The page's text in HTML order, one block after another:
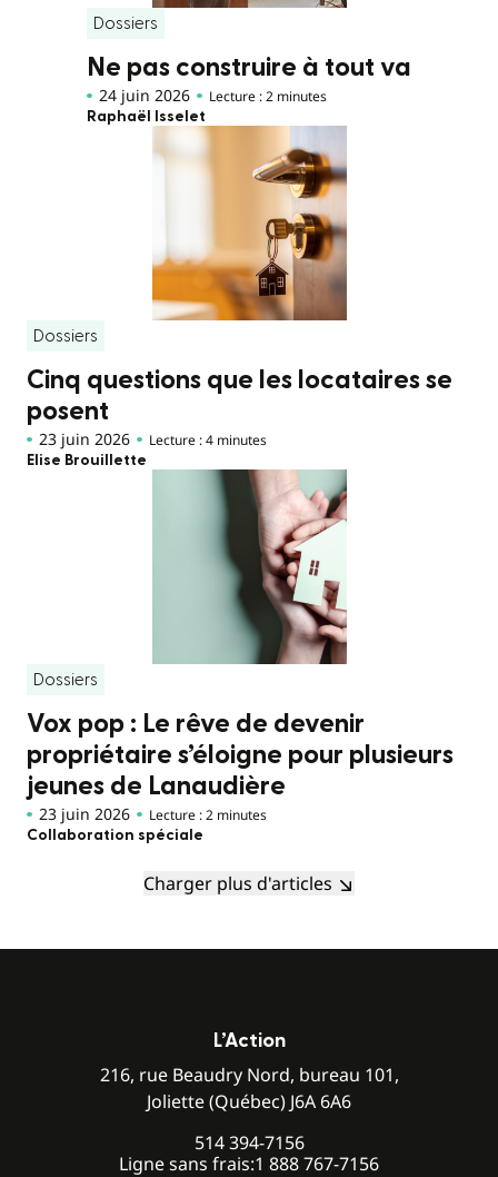
Dossiers
Ne pas construire à tout va
24 juin 2026 Lecture : 2 minutes
Raphaël Isselet
Dossiers
Cinq questions que les locataires se
posent
23 juin 2026 Lecture : 4 minutes
Elise Brouillette
Dossiers
Vox pop : Le rêve de devenir
propriétaire s’éloigne pour plusieurs
jeunes de Lanaudière
23 juin 2026 Lecture : 2 minutes
Collaboration spéciale
Charger plus d'articles
L’Action
216, rue Beaudry Nord, bureau 101,
Joliette (Québec) J6A 6A6
514 394-7156
Ligne sans frais:1 888 767-7156